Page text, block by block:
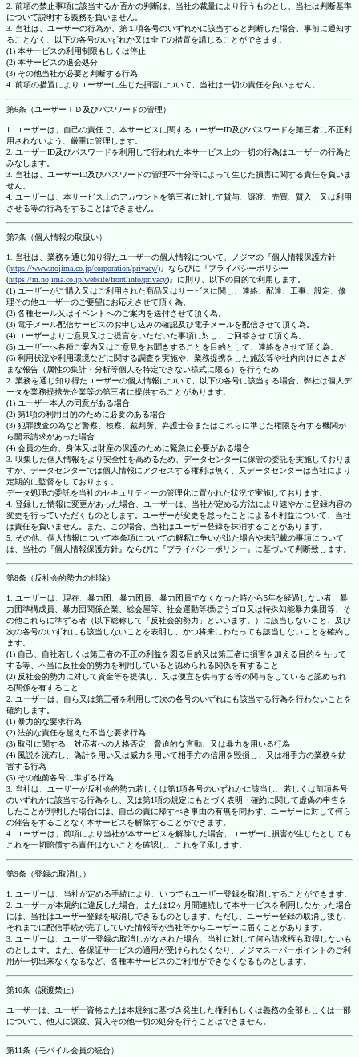
2. 前項の禁止事項に該当するか否かの判断は、当社の裁量により行うものとし、当社は判断基準
について説明する義務を負いません。
3. 当社は、ユーザーの行為が、第１項各号のいずれかに該当すると判断した場合、事前に通知す
ることなく、以下の各号のいずれか又は全ての措置を講じることができます。
(1) 本サービスの利用制限もしくは停止
(2) 本サービスの退会処分
(3) その他当社が必要と判断する行為
4. 前項の措置によりユーザーに生じた損害について、当社は一切の責任を負いません。
第6条（ユーザーＩＤ及びパスワードの管理）
1. ユーザーは、自己の責任で、本サービスに関するユーザーID及びパスワードを第三者に不正利
用されないよう、厳重に管理します。
2. ユーザーID及びパスワードを利用して行われた本サービス上の一切の行為はユーザーの行為と
みなします。
3. 当社は、ユーザーID及びパスワードの管理不十分等によって生じた損害に関する責任を負いま
せん。
4. ユーザーは、本サービス上のアカウントを第三者に対して貸与、譲渡、売買、質入、又は利用
させる等の行為をすることはできません。
第7条（個人情報の取扱い）
1. 当社は、業務を通じ知り得たユーザーの個人情報について、ノジマの『個人情報保護方針
(https://www.nojima.co.jp/corporation/privacy/)』ならびに『プライバシーポリシー
(https://m.nojima.co.jp/website/front/info/privacy)』に則り、以下の目的で利用します。
(1) ユーザーがご購入又はご利用された商品又はサービスに関し、連絡、配達、工事、設定、修
理その他ユーザーのご要望にお応えさせて頂く為。
(2) 各種セール又はイベントへのご案内を送付させて頂く為。
(3) 電子メール配信サービスのお申し込みの確認及び電子メールを配信させて頂く為。
(4) ユーザーよりご意見又はご提言をいただいた事項に対し、ご回答させて頂く為。
(5) ユーザーへ各種ご案内又はご意見をお聞きすることを目的として、連絡をさせて頂く為。
(6) 利用状況や利用環境などに関する調査を実施や、業務提携をした施設等や社内向けにさまざ
まな報告（属性の集計・分析等個人を特定できない様式に限る）を行うため
2. 業務を通じ知り得たユーザーの個人情報について、以下の各号に該当する場合、弊社は個人デ
ータを業務提携先企業等の第三者に提供することがあります。
(1) ユーザー本人の同意がある場合
(2) 第1項の利用目的のために必要のある場合
(3) 犯罪捜査の為など警察、検察、裁判所、弁護士会またはこれらに準じた権限を有する機関か
ら開示請求があった場合
(4) 会員の生命、身体又は財産の保護のために緊急に必要がある場合
3. 収集した個人情報をより安全性を高めるため、データセンターに保管の委託を実施しておりま
すが、データセンターでは個人情報にアクセスする権利は無く、又データセンターは当社により
定期的に監督をしております。
データ処理の委託を当社のセキュリティーの管理化に置かれた状況で実施しております。
4. 登録した情報に変更があった場合、ユーザーは、当社が定める方法により速やかに登録内容の
変更を行っていただくものとします。ユーザーが変更を怠ったことによる不利益について、当社
は責任を負いません。また、この場合、当社はユーザー登録を抹消することがあります。
5. その他、個人情報について本条項についての解釈に争いが出た場合や未記載の事項について
は、当社の『個人情報保護方針』ならびに『プライバシーポリシー』に基づいて判断致します。
第8条（反社会的勢力の排除）
1. ユーザーは、現在、暴力団、暴力団員、暴力団員でなくなった時から5年を経過しない者、暴
力団準構成員、暴力団関係企業、総会屋等、社会運動等標ぼうゴロ又は特殊知能暴力集団等、そ
の他これらに準ずる者（以下総称して「反社会的勢力」といいます。）に該当しないこと、及び
次の各号のいずれにも該当しないことを表明し、かつ将来にわたっても該当しないことを確約し
ます。
(1) 自己、自社若しくは第三者の不正の利益を図る目的又は第三者に損害を加える目的をもって
する等、不当に反社会的勢力を利用していると認められる関係を有すること
(2) 反社会的勢力に対して資金等を提供し、又は便宜を供与する等の関与をしていると認められ
る関係を有すること
2. ユーザーは、自ら又は第三者を利用して次の各号のいずれにも該当する行為を行わないことを
確約します。
(1) 暴力的な要求行為
(2) 法的な責任を超えた不当な要求行為
(3) 取引に関する、対応者への人格否定、脅迫的な言動、又は暴力を用いる行為
(4) 風説を流布し、偽計を用い又は威力を用いて相手方の信用を毀損し、又は相手方の業務を妨
害する行為
(5) その他前各号に準ずる行為
3. 当社は、ユーザーが反社会的勢力若しくは第1項各号のいずれかに該当し、若しくは前項各号
のいずれかに該当する行為をし、又は第1項の規定にもとづく表明・確約に関して虚偽の申告を
したことが判明した場合には、自己の責に帰すべき事由の有無を問わず、ユーザーに対して何ら
の催告をすることなく本サービスを解除することができます。
4. ユーザーは、前項により当社が本サービスを解除した場合、ユーザーに損害が生じたとしても
これを一切賠償する責任はないことを確認し、これを了承します。
第9条（登録の取消し）
1. ユーザーは、当社が定める手続により、いつでもユーザー登録を取消しすることができます。
2. ユーザーが本規約に違反した場合、または12ヶ月間連続して本サービスを利用しなかった場合
には、当社はユーザー登録を取消しできるものとします。ただし、ユーザー登録の取消し後も、
それまでに配信手続が完了していた情報等が当社等からユーザーに届くことがあります。
3. ユーザーは、ユーザー登録の取消しがなされた場合、当社に対して何ら請求権も取得しないも
のとします。また、各保証サービスの適用が受けられなくなり、ノジマスーパーポイントのご利
用が一切出来なくなるなど、各種本サービスのご利用ができなくなるものとします。
第10条（譲渡禁止）
ユーザーは、ユーザー資格または本規約に基づき発生した権利もしくは義務の全部もしくは一部
について、他人に譲渡、質入その他一切の処分を行うことはできません。
第11条（モバイル会員の統合）